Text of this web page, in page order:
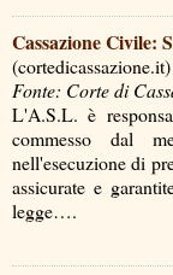
Cassazione Civile:
(cortedicassazione.it)
Fonte: Corte di
L'A.S.L. è
commesso dal
nell'esecuzione di
assicurate e
legge….